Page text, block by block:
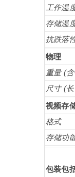
工作温
存储温
抗跌落
物理
重量 (
尺寸 (
视频存
格式
存储功
包装包